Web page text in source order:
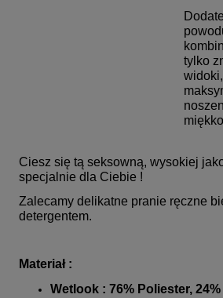
tylko
Ciesz się tą seksowną, wysokiej
specjalnie dla Ciebie !
Zalecamy delikatne pranie ręczne
detergentem.
Materiał :
Wetlook : 76% Poliester,